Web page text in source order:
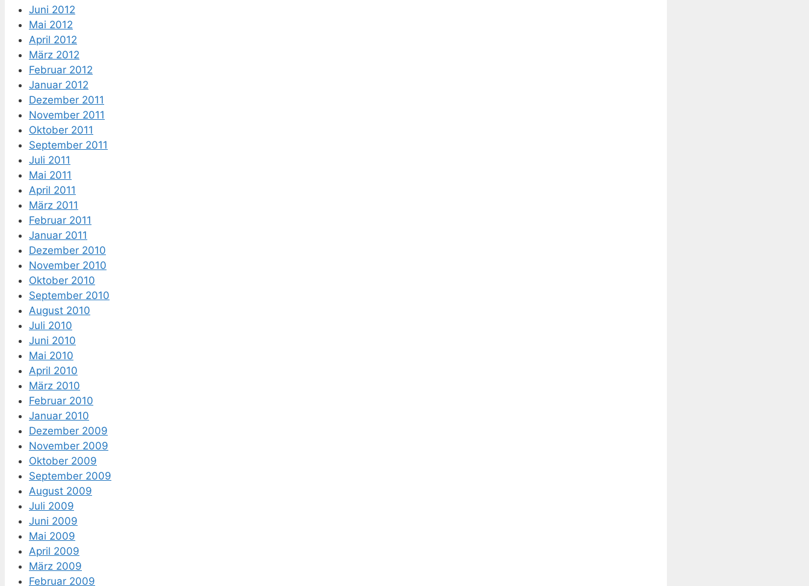
Juni 2012
Mai 2012
April 2012
März 2012
Februar 2012
Januar 2012
Dezember 2011
November 2011
Oktober 2011
September 2011
Juli 2011
Mai 2011
April 2011
März 2011
Februar 2011
Januar 2011
Dezember 2010
November 2010
Oktober 2010
September 2010
August 2010
Juli 2010
Juni 2010
Mai 2010
April 2010
März 2010
Februar 2010
Januar 2010
Dezember 2009
November 2009
Oktober 2009
September 2009
August 2009
Juli 2009
Juni 2009
Mai 2009
April 2009
März 2009
Februar 2009